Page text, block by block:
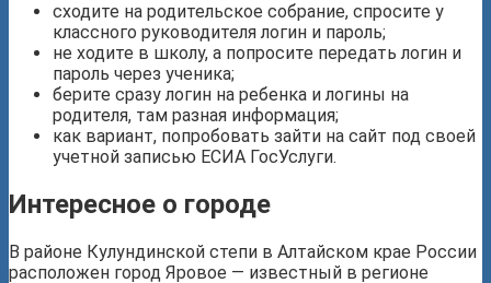
сходите на родительское собрание, спросите у
классного руководителя логин и пароль;
не ходите в школу, а попросите передать логин и
пароль через ученика;
берите сразу логин на ребенка и логины на
родителя, там разная информация;
как вариант, попробовать зайти на сайт под своей
учетной записью ЕСИА ГосУслуги.
Интересное о городе
В районе Кулундинской степи в Алтайском крае России
расположен город Яровое — известный в регионе